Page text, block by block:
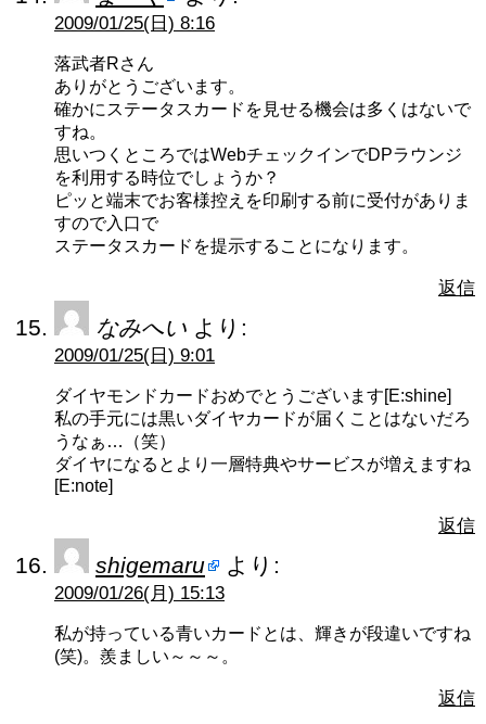
2009/01/25(日) 8:16
落武者Rさん
ありがとうございます。
確かにステータスカードを見せる機会は多くはないで
すね。
思いつくところではWebチェックインでDPラウンジ
を利用する時位でしょうか？
ピッと端末でお客様控えを印刷する前に受付がありま
すので入口で
ステータスカードを提示することになります。
返信
なみへい より:
2009/01/25(日) 9:01
ダイヤモンドカードおめでとうございます[E:shine]
私の手元には黒いダイヤカードが届くことはないだろ
うなぁ…（笑）
ダイヤになるとより一層特典やサービスが増えますね
[E:note]
返信
shigemaru より:
2009/01/26(月) 15:13
私が持っている青いカードとは、輝きが段違いですね
(笑)。羨ましい～～～。
返信